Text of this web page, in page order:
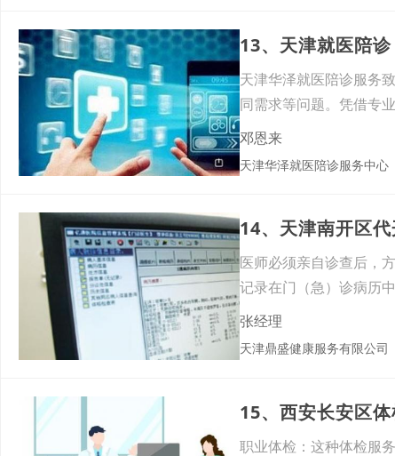
13、天津就医陪
天津华泽就医陪诊服务
同需求等问题。凭借专
制，致
邓恩来
天津华泽就医陪诊服务中心
14、天津南开区
医师必须亲自诊查后，
记录在门（急）诊病历
工因
张经理
天津鼎盛健康服务有限公司
15、西安长安区
职业体检：这种体检服